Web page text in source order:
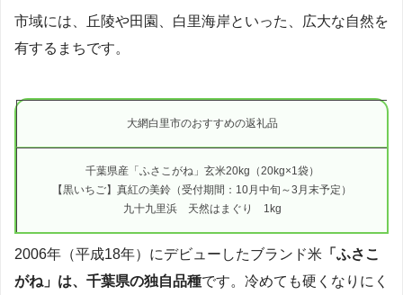
市域には、丘陵や田園、白里海岸といった、広大な自然を
有するまちです。
大網白里市のおすすめの返礼品
千葉県産「ふさこがね」玄米20kg（20kg×1袋）
【黒いちご】真紅の美鈴（受付期間：10月中旬～3月末予定）
九十九里浜 天然はまぐり 1kg
2006年（平成18年）にデビューしたブランド米 「ふさこ
がね」は、千葉県の独自品種です。冷めても硬くなりにく